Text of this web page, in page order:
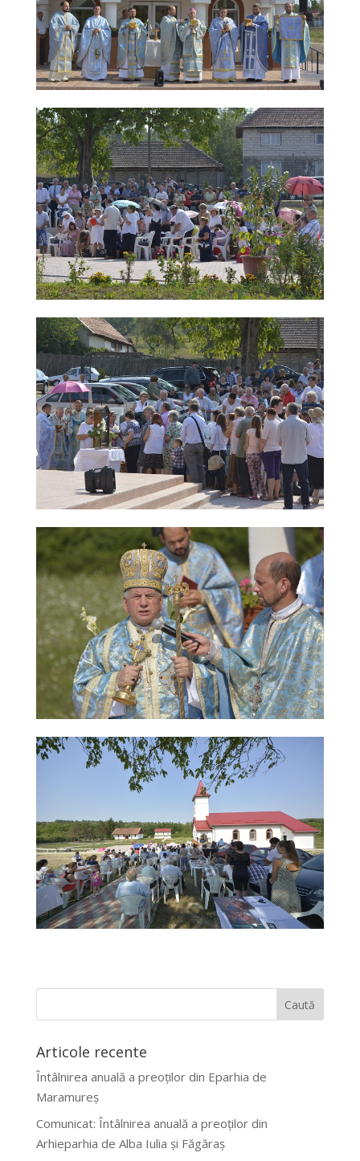
Articole recente
Întâlnirea anuală a preoților din Eparhia de
Maramureș
Comunicat: Întâlnirea anuală a preoților din
Arhieparhia de Alba Iulia și Făgăraș